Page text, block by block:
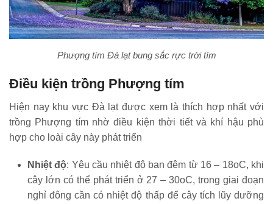
Phượng tím Đà lạt bung sắc rực trời tím
Điều kiện trồng Phượng tím
Hiện nay khu vực Đà lạt được xem là thích hợp nhất với
trồng Phượng tím nhờ điều kiện thời tiết và khí hậu phù
hợp cho loài cây này phát triển
Nhiệt độ: Yêu cầu nhiệt độ ban đêm từ 16 – 18oC, khi
cây lớn có thể phát triển ở 27 – 30oC, trong giai đoạn
nghỉ đông cần có nhiệt độ thấp để cây tích lũy dưỡng